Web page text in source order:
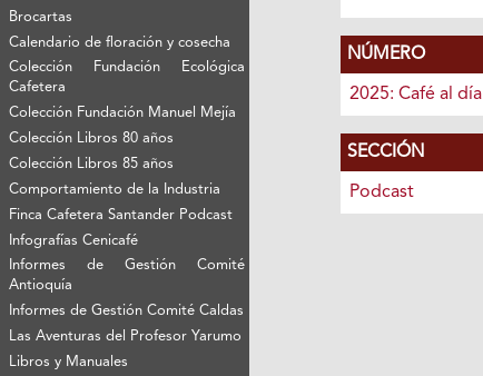
Brocartas
Calendario de floración y cosecha
Colección Fundación Ecológica
Cafetera
Colección Fundación Manuel Mejía
Colección Libros 80 años
Colección Libros 85 años
Comportamiento de la Industria
Finca Cafetera Santander Podcast
Infografías Cenicafé
Informes de Gestión Comité
Antioquía
Informes de Gestión Comité Caldas
Las Aventuras del Profesor Yarumo
Libros y Manuales
NÚMERO
2025: Café al día
SECCIÓN
Podcast